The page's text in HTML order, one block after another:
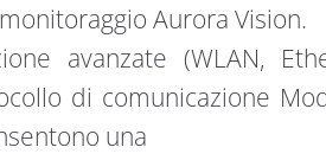
Aurora Vision.
avanzate (WLAN,
di comunicazione
una